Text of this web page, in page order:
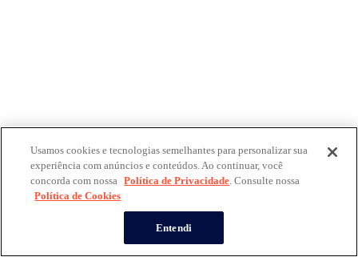
Usamos cookies e tecnologias semelhantes para personalizar sua
experiência com anúncios e conteúdos. Ao continuar, você
concorda com nossa Política de Privacidade. Consulte nossa
Política de Cookies
Entendi